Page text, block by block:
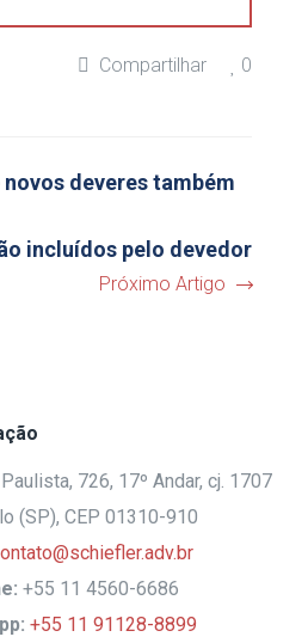
Compartilhar 0
deveres também
incluídos pelo devedor
Próximo Artigo
726, 17º Andar, cj. 1707
(SP), CEP 01310-910
+55 11 4560-6686
+55 11 91128-8899